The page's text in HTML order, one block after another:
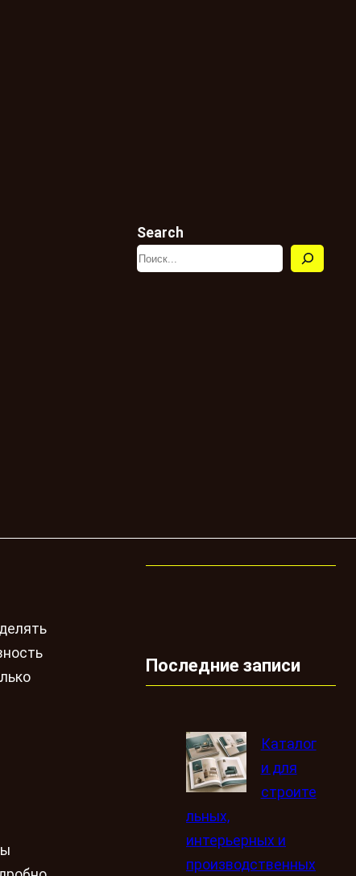
Search
Последние записи
Каталог
и для
строите
льных,
интерьерных и
производственных